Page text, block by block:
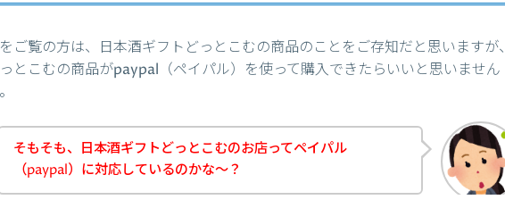
ご覧の方は、日本酒ギフトどっとこむの商品のことをご存知だと思いますが、
とこむの商品がpaypal（ペイパル）を使って購入できたらいいと思いません
そもそも、日本酒ギフトどっとこむのお店ってペイパル
（paypal）に対応しているのかな～？